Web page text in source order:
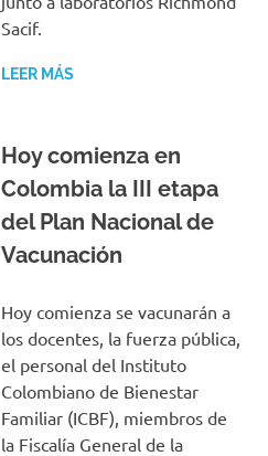
Sacif.
LEER MÁS
Hoy comienza en
Colombia la III etapa
del Plan Nacional de
Vacunación
Hoy comienza se vacunarán a
los docentes, la fuerza pública,
el personal del Instituto
Colombiano de Bienestar
Familiar (ICBF), miembros de
la Fiscalía General de la